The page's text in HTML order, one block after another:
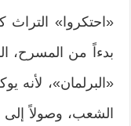
«احتكروا» التراث
بدءاً من المسرح،
«البرلمان»، لأنه
الشعب، وصولاً إلى